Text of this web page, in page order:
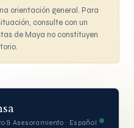
orientación general. Para
consulte con un
de Maya no constituyen
& Asesoramiento · Español